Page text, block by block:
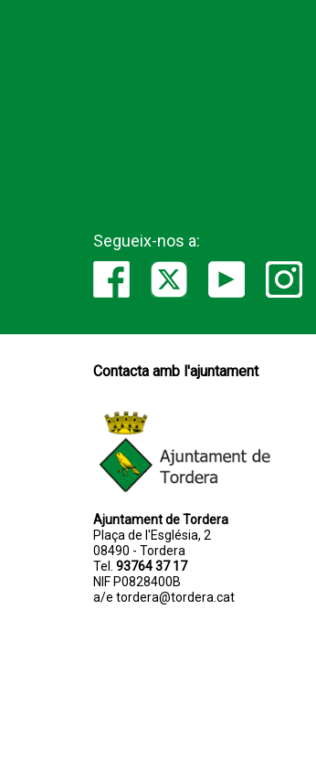
Segueix-nos a:
Contacta amb l'ajuntament
Ajuntament de Tordera
Plaça de l'Església, 2
08490 - Tordera
Tel. 93764 37 17
NIF P0828400B
a/e tordera@tordera.cat